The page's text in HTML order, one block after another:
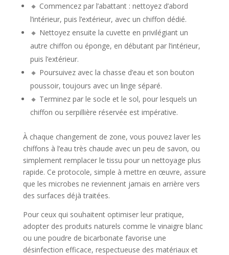
🔸 Commencez par l’abattant : nettoyez d’abord
l’intérieur, puis l’extérieur, avec un chiffon dédié.
🔸 Nettoyez ensuite la cuvette en privilégiant un
autre chiffon ou éponge, en débutant par l’intérieur,
puis l’extérieur.
🔸 Poursuivez avec la chasse d’eau et son bouton
poussoir, toujours avec un linge séparé.
🔸 Terminez par le socle et le sol, pour lesquels un
chiffon ou serpillière réservée est impérative.
À chaque changement de zone, vous pouvez laver les
chiffons à l’eau très chaude avec un peu de savon, ou
simplement remplacer le tissu pour un nettoyage plus
rapide. Ce protocole, simple à mettre en œuvre, assure
que les microbes ne reviennent jamais en arrière vers
des surfaces déjà traitées.
Pour ceux qui souhaitent optimiser leur pratique,
adopter des produits naturels comme le vinaigre blanc
ou une poudre de bicarbonate favorise une
désinfection efficace, respectueuse des matériaux et